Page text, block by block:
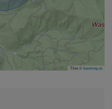
Tiles ©basemap.at